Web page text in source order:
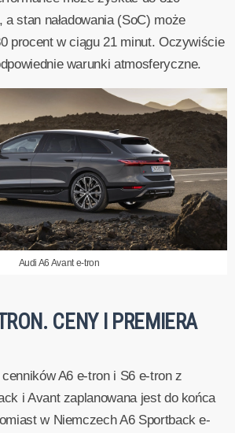
stan naładowania (SoC) może
procent w ciągu 21 minut. Oczywiście
warunki atmosferyczne.
Audi A6 Avant e-tron
CENY I PREMIERA
A6 e-tron i S6 e-tron z
i Avant zaplanowana jest do końca
w Niemczech A6 Sportback e-